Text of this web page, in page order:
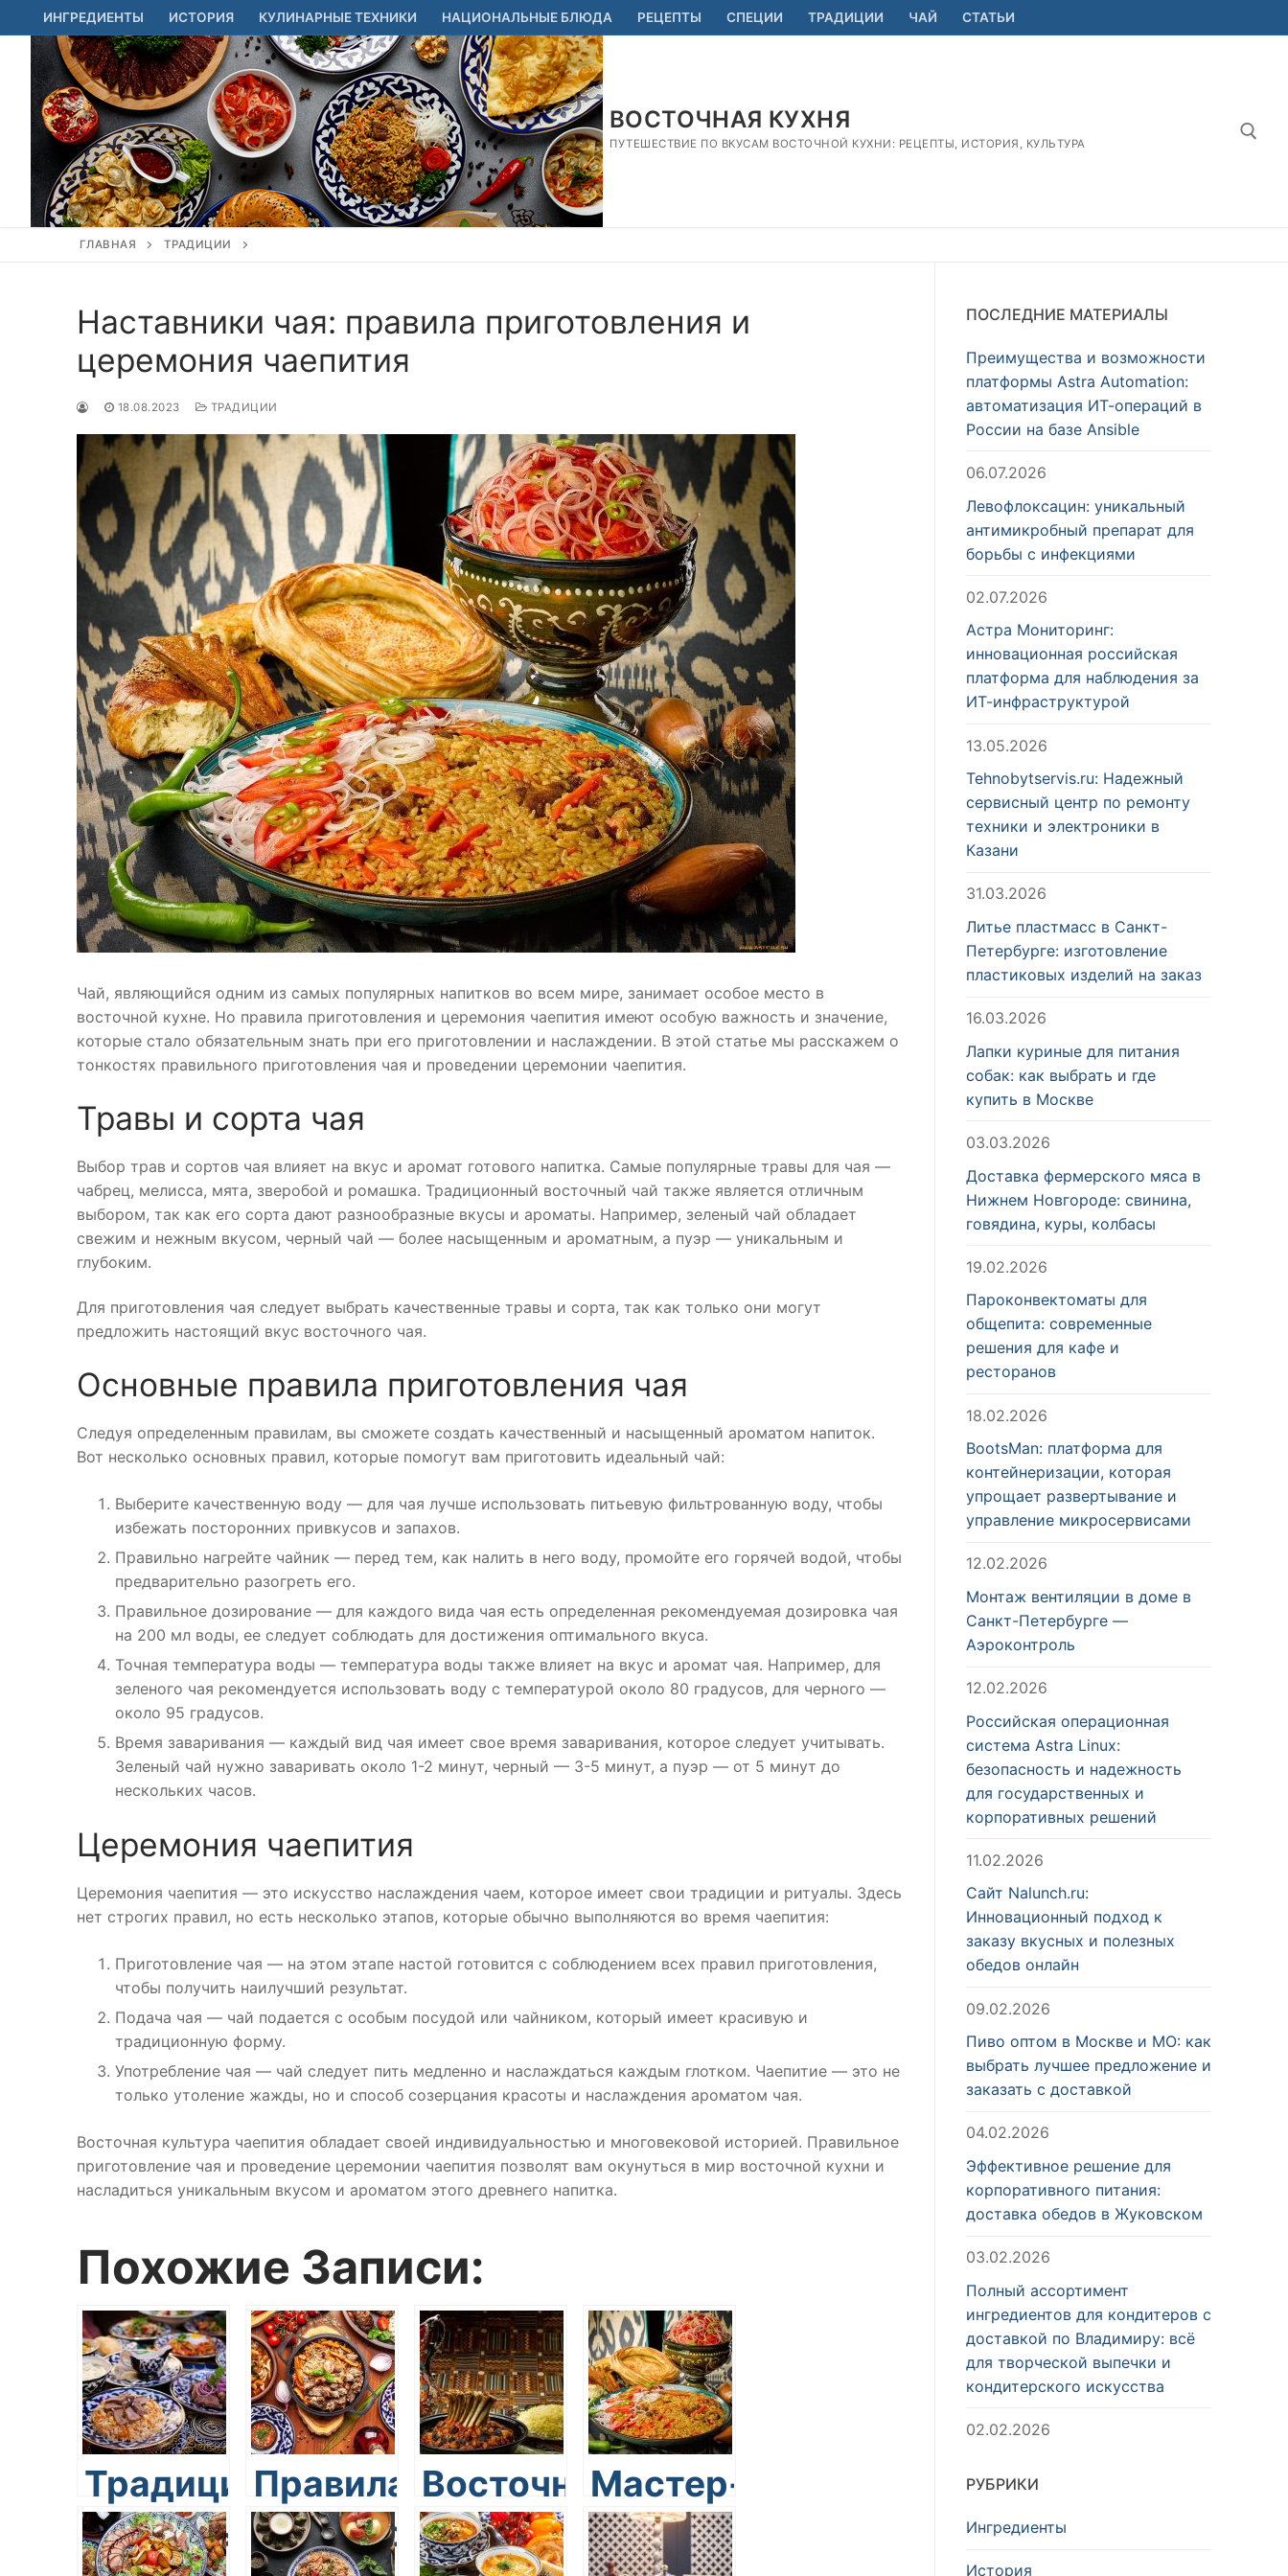
Перейти
к
содержимому
ИНГРЕДИЕНТЫ ИСТОРИЯ КУЛИНАРНЫЕ ТЕХНИКИ НАЦИОНАЛЬНЫЕ БЛЮДА РЕЦЕПТЫ СПЕЦИИ ТРАДИЦИИ ЧАЙ СТАТЬИ
ВОСТОЧНАЯ КУХНЯ
ПУТЕШЕСТВИЕ ПО ВКУСАМ ВОСТОЧНОЙ КУХНИ: РЕЦЕПТЫ, ИСТОРИЯ, КУЛЬТУРА
ГЛАВНАЯ ТРАДИЦИИ
Наставники чая: правила приготовления и
церемония чаепития
18.08.2023 ТРАДИЦИИ
Чай, являющийся одним из самых популярных напитков во всем мире, занимает особое место в
восточной кухне. Но правила приготовления и церемония чаепития имеют особую важность и значение,
которые стало обязательным знать при его приготовлении и наслаждении. В этой статье мы расскажем о
тонкостях правильного приготовления чая и проведении церемонии чаепития.
Травы и сорта чая
Выбор трав и сортов чая влияет на вкус и аромат готового напитка. Самые популярные травы для чая —
чабрец, мелисса, мята, зверобой и ромашка. Традиционный восточный чай также является отличным
выбором, так как его сорта дают разнообразные вкусы и ароматы. Например, зеленый чай обладает
свежим и нежным вкусом, черный чай — более насыщенным и ароматным, а пуэр — уникальным и
глубоким.
Для приготовления чая следует выбрать качественные травы и сорта, так как только они могут
предложить настоящий вкус восточного чая.
Основные правила приготовления чая
Следуя определенным правилам, вы сможете создать качественный и насыщенный ароматом напиток.
Вот несколько основных правил, которые помогут вам приготовить идеальный чай:
Выберите качественную воду — для чая лучше использовать питьевую фильтрованную воду, чтобы
избежать посторонних привкусов и запахов.
Правильно нагрейте чайник — перед тем, как налить в него воду, промойте его горячей водой, чтобы
предварительно разогреть его.
Правильное дозирование — для каждого вида чая есть определенная рекомендуемая дозировка чая
на 200 мл воды, ее следует соблюдать для достижения оптимального вкуса.
Точная температура воды — температура воды также влияет на вкус и аромат чая. Например, для
зеленого чая рекомендуется использовать воду с температурой около 80 градусов, для черного —
около 95 градусов.
Время заваривания — каждый вид чая имеет свое время заваривания, которое следует учитывать.
Зеленый чай нужно заваривать около 1-2 минут, черный — 3-5 минут, а пуэр — от 5 минут до
нескольких часов.
Церемония чаепития
Церемония чаепития — это искусство наслаждения чаем, которое имеет свои традиции и ритуалы. Здесь
нет строгих правил, но есть несколько этапов, которые обычно выполняются во время чаепития:
Приготовление чая — на этом этапе настой готовится с соблюдением всех правил приготовления,
чтобы получить наилучший результат.
Подача чая — чай подается с особым посудой или чайником, который имеет красивую и
традиционную форму.
Употребление чая — чай следует пить медленно и наслаждаться каждым глотком. Чаепитие — это не
только утоление жажды, но и способ созерцания красоты и наслаждения ароматом чая.
Восточная культура чаепития обладает своей индивидуальностью и многовековой историей. Правильное
приготовление чая и проведение церемонии чаепития позволят вам окунуться в мир восточной кухни и
насладиться уникальным вкусом и ароматом этого древнего напитка.
Похожие Записи:
Традиционные
способы
Правила
сервировки
Восточная
кухня:
Мастер-
класс
ПОСЛЕДНИЕ МАТЕРИАЛЫ
Преимущества и возможности
платформы Astra Automation:
автоматизация ИТ-операций в
России на базе Ansible
06.07.2026
Левофлоксацин: уникальный
антимикробный препарат для
борьбы с инфекциями
02.07.2026
Астра Мониторинг:
инновационная российская
платформа для наблюдения за
ИТ-инфраструктурой
13.05.2026
Tehnobytservis.ru: Надежный
сервисный центр по ремонту
техники и электроники в
Казани
31.03.2026
Литье пластмасс в Санкт-
Петербурге: изготовление
пластиковых изделий на заказ
16.03.2026
Лапки куриные для питания
собак: как выбрать и где
купить в Москве
03.03.2026
Доставка фермерского мяса в
Нижнем Новгороде: свинина,
говядина, куры, колбасы
19.02.2026
Пароконвектоматы для
общепита: современные
решения для кафе и
ресторанов
18.02.2026
BootsMan: платформа для
контейнеризации, которая
упрощает развертывание и
управление микросервисами
12.02.2026
Монтаж вентиляции в доме в
Санкт-Петербурге —
Аэроконтроль
12.02.2026
Российская операционная
система Astra Linux:
безопасность и надежность
для государственных и
корпоративных решений
11.02.2026
Сайт Nalunch.ru:
Инновационный подход к
заказу вкусных и полезных
обедов онлайн
09.02.2026
Пиво оптом в Москве и МО: как
выбрать лучшее предложение и
заказать с доставкой
04.02.2026
Эффективное решение для
корпоративного питания:
доставка обедов в Жуковском
03.02.2026
Полный ассортимент
ингредиентов для кондитеров с
доставкой по Владимиру: всё
для творческой выпечки и
кондитерского искусства
02.02.2026
РУБРИКИ
Ингредиенты
История